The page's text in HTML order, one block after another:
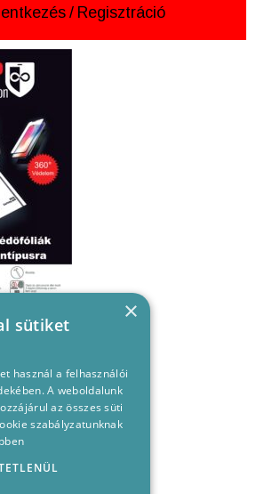
/ Regisztráció
×
sütiket
használ a felhasználói
A weboldalunk
az összes süti
szabályzatunknak